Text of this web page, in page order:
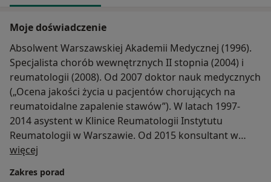
Moje doświadczenie
Absolwent Warszawskiej Akademii Medycznej (1996).
Specjalista chorób wewnętrznych II stopnia (2004) i
reumatologii (2008). Od 2007 doktor nauk medycznych
(„Ocena jakości życia u pacjentów chorujących na
reumatoidalne zapalenie stawów”). W latach 1997-
2014 asystent w Klinice Reumatologii Instytutu
Reumatologii w Warszawie. Od 2015 konsultant w
Specjalistycznym Centrum Reumatologii i Osteoporozy
Wieloletnie doświadczenie zawodowe związane z
więcej
Zakres porad